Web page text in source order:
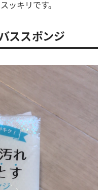
ッキリです。
ススポンジ